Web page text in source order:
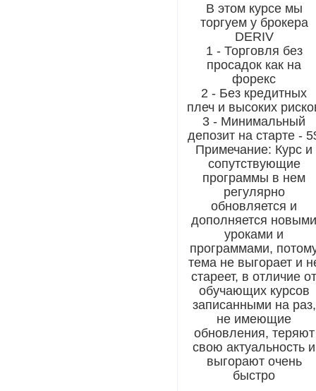
В этом курсе мы
торгуем у брокера
DERIV
1 - Торговля без
просадок как на
форекс
2 - Без кредитных
плеч и высоких
3 - Минимальный
депозит на старте -
Примечание: Курс и
сопутствующие
программы в нем
регулярно
обновляется и
дополняется
уроками и
программами,
тема не выгорает и
стареет, в отличие
обучающих курсов
записанными на раз,
не имеющие
обновления, теряют
свою актуальность и
выгорают очень
быстро